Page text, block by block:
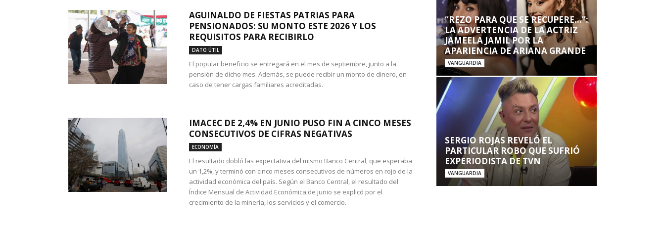
AGUINALDO DE FIESTAS PATRIAS PARA
PENSIONADOS: SU MONTO ESTE 2026 Y LOS
REQUISITOS PARA RECIBIRLO
DATO ÚTIL
El popular beneficio se entregará en el mes de septiembre, junto a la
pensión de dicho mes. Además, se puede recibir un monto de dinero, en
caso de tener cargas familiares acreditadas.
IMACEC DE 2,4% EN JUNIO PUSO FIN A CINCO MESES
CONSECUTIVOS DE CIFRAS NEGATIVAS
ECONOMÍA
El resultado dobló las expectativa del mismo Banco Central, que esperaba
un 1,2%, y terminó con cinco meses consecutivos de números en rojo de la
actividad económica del país. Según el Banco Central, el resultado del
Índice Mensual de Actividad Económica de junio se explicó por el
crecimiento de la minería, los servicios y el comercio.
“REZO PARA QUE SE RECUPERE…”:
LA ADVERTENCIA DE LA ACTRIZ
JAMEELA JAMIL POR LA
APARIENCIA DE ARIANA GRANDE
VANGUARDIA
SERGIO ROJAS REVELÓ EL
PARTICULAR ROBO QUE SUFRIÓ
EXPERIODISTA DE TVN
VANGUARDIA